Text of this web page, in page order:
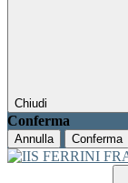
Chiudi
Conferma
Annulla Conferma